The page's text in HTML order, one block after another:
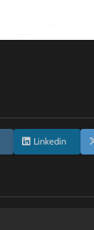
Linkedin